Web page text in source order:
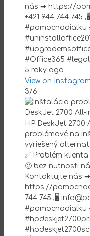
nás ➡ https://
+421 944 744 745
#pomocnadialku
#Office365
5 roky ago
View on
3/6